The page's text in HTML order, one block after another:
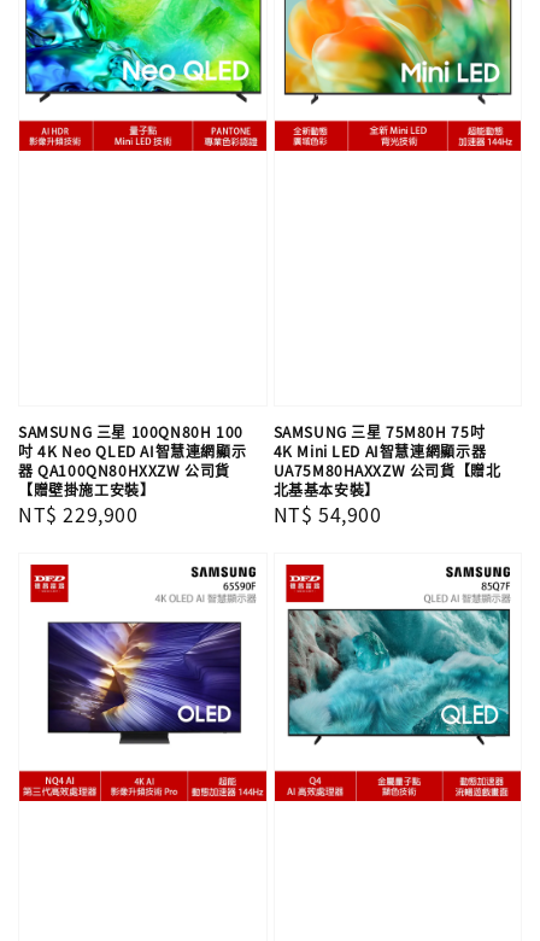
SAMSUNG 三星 100QN80H 100
吋 4K Neo QLED AI智慧連網顯示
器 QA100QN80HXXZW 公司貨
【贈壁掛施工安裝】
Regular
NT$ 229,900
SAMSUNG 三星 75M80H 75吋
4K Mini LED AI智慧連網顯示器
UA75M80HAXXZW 公司貨【贈北
北基基本安裝】
Regular
NT$ 54,900